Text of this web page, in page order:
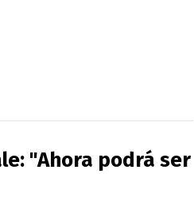
"Ahora podrá ser